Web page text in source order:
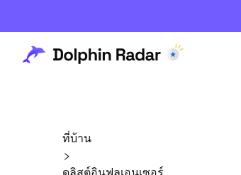
ที่บ้าน
ดูลิสต์อินฟลูเอนเซอร์